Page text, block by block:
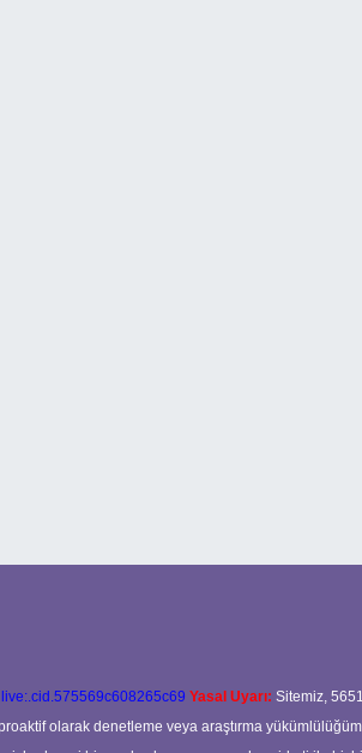
Yasal Uyarı: Sitemiz,
olarak denetleme veya araştırma